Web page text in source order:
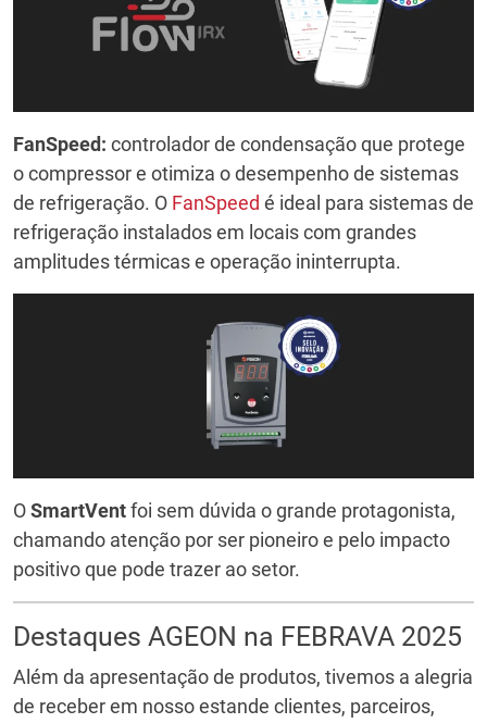
FanSpeed: controlador de condensação que protege
o compressor e otimiza o desempenho de sistemas
de refrigeração. O FanSpeed é ideal para sistemas de
refrigeração instalados em locais com grandes
amplitudes térmicas e operação ininterrupta.
OSmartVentfoi sem dúvida o grande protagonista,
chamando atenção por ser pioneiro e pelo impacto
positivo que pode trazer ao setor.
Destaques AGEON na FEBRAVA 2025
Além da apresentação de produtos, tivemos a alegria
de receber em nosso estande clientes, parceiros,